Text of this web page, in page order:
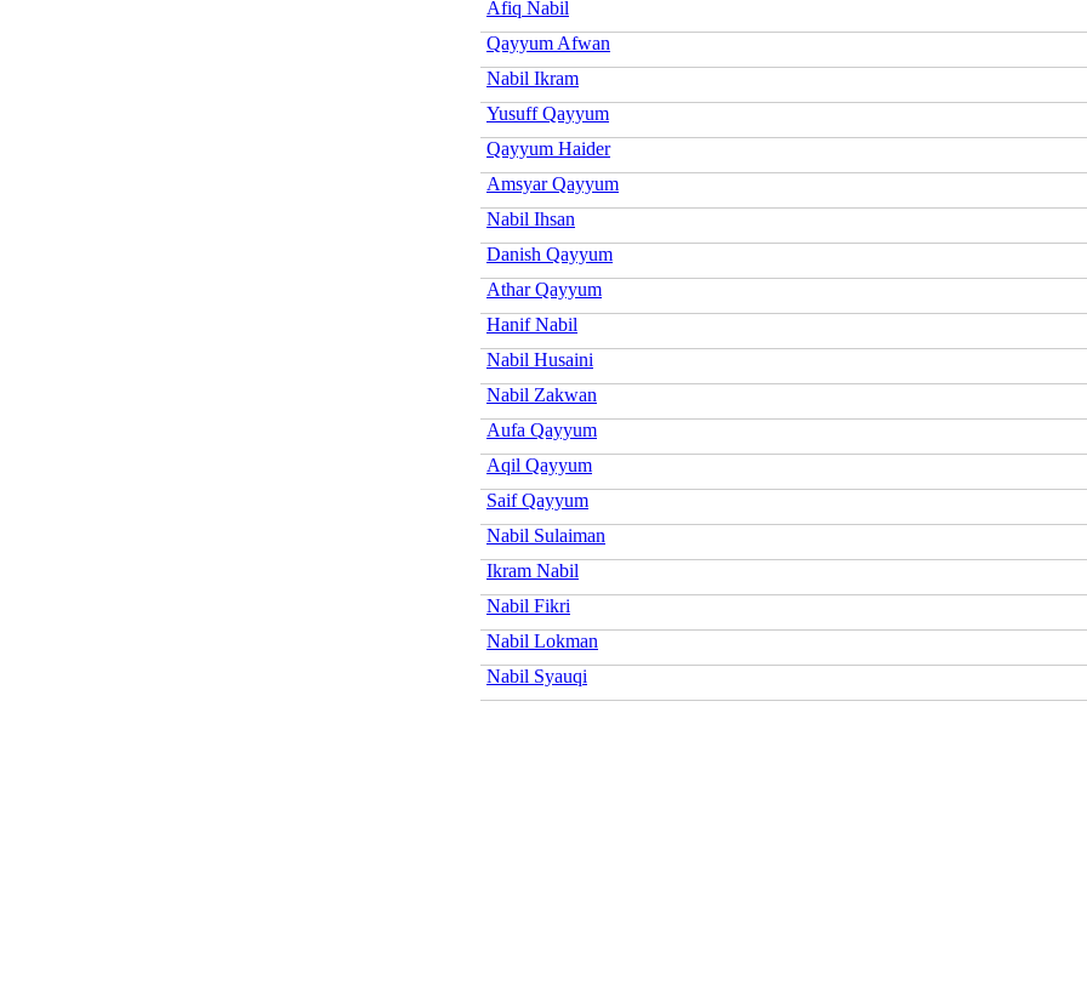
Afiq Nabil
Qayyum Afwan
Nabil Ikram
Yusuff Qayyum
Qayyum Haider
Amsyar Qayyum
Nabil Ihsan
Danish Qayyum
Athar Qayyum
Hanif Nabil
Nabil Husaini
Nabil Zakwan
Aufa Qayyum
Aqil Qayyum
Saif Qayyum
Nabil Sulaiman
Ikram Nabil
Nabil Fikri
Nabil Lokman
Nabil Syauqi